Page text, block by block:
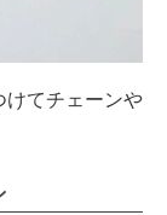
けてチェーンや